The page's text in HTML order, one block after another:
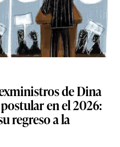
de Dina
en el 2026:
regreso a la